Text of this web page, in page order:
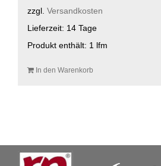
zzgl. Versandkosten
Lieferzeit: 14 Tage
Produkt enthält: 1 lfm
In den Warenkorb